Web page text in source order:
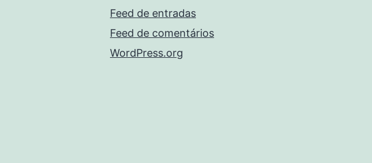
Feed de entradas
Feed de comentários
WordPress.org